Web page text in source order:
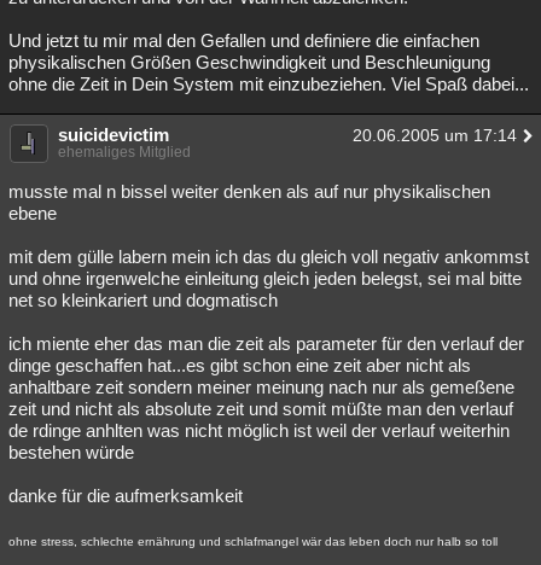
Und jetzt tu mir mal den Gefallen und definiere die einfachen
physikalischen Größen Geschwindigkeit und Beschleunigung
ohne die Zeit in Dein System mit einzubeziehen. Viel Spaß dabei...
suicidevictim 20.06.2005 um 17:14
ehemaliges Mitglied
musste mal n bissel weiter denken als auf nur physikalischen
ebene
mit dem gülle labern mein ich das du gleich voll negativ ankommst
und ohne irgenwelche einleitung gleich jeden belegst, sei mal bitte
net so kleinkariert und dogmatisch
ich miente eher das man die zeit als parameter für den verlauf der
dinge geschaffen hat...es gibt schon eine zeit aber nicht als
anhaltbare zeit sondern meiner meinung nach nur als gemeßene
zeit und nicht als absolute zeit und somit müßte man den verlauf
de rdinge anhlten was nicht möglich ist weil der verlauf weiterhin
bestehen würde
danke für die aufmerksamkeit
ohne stress, schlechte ernährung und schlafmangel wär das leben doch nur halb so toll